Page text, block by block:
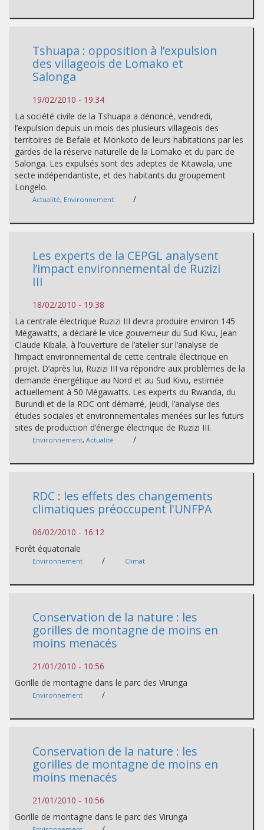
Tshuapa : opposition à l’expulsion
des villageois de Lomako et
Salonga
19/02/2010 - 19:34
La société civile de la Tshuapa a dénoncé, vendredi,
l’expulsion depuis un mois des plusieurs villageois des
territoires de Befale et Monkoto de leurs habitations par les
gardes de la réserve naturelle de la Lomako et du parc de
Salonga. Les expulsés sont des adeptes de Kitawala, une
secte indépendantiste, et des habitants du groupement
Longelo.
Actualité, Environnement /
Les experts de la CEPGL analysent
l’impact environnemental de Ruzizi
III
18/02/2010 - 19:38
La centrale électrique Ruzizi III devra produire environ 145
Mégawatts, a déclaré le vice gouverneur du Sud Kivu, Jean
Claude Kibala, à l’ouverture de l’atelier sur l’analyse de
l’impact environnemental de cette centrale électrique en
projet. D’après lui, Ruzizi III va répondre aux problèmes de la
demande énergétique au Nord et au Sud Kivu, estimée
actuellement à 50 Mégawatts. Les experts du Rwanda, du
Burundi et de la RDC ont démarré, jeudi, l’analyse des
études sociales et environnementales menées sur les futurs
sites de production d’énergie électrique de Ruzizi III.
Environnement, Actualité /
RDC : les effets des changements
climatiques préoccupent l'UNFPA
06/02/2010 - 16:12
Forêt équatoriale
Environnement / Climat
Conservation de la nature : les
gorilles de montagne de moins en
moins menacés
21/01/2010 - 10:56
Gorille de montagne dans le parc des Virunga
Environnement /
Conservation de la nature : les
gorilles de montagne de moins en
moins menacés
21/01/2010 - 10:56
Gorille de montagne dans le parc des Virunga